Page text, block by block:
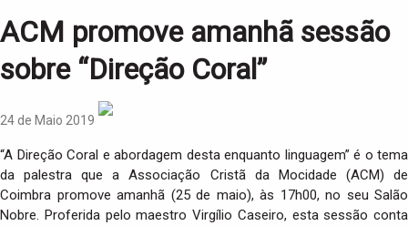
ACM promove amanhã sessão
sobre “Direção Coral”
24 de Maio 2019
“A Direção Coral e abordagem desta enquanto linguagem” é o tema
da palestra que a Associação Cristã da Mocidade (ACM) de
Coimbra promove amanhã (25 de maio), às 17h00, no seu Salão
Nobre. Proferida pelo maestro Virgílio Caseiro, esta sessão conta